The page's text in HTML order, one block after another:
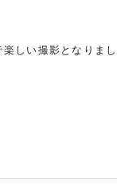
しい撮影となりまし